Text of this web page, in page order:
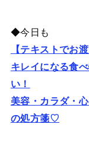
◆今日も
【テキストでお渡
キレイになる食
い！
美容・カラダ・
の処方箋♡